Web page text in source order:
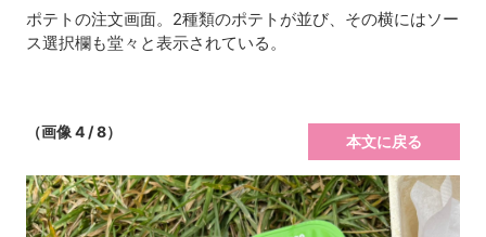
ポテトの注文画面。2種類のポテトが並び、その横にはソー
ス選択欄も堂々と表示されている。
（画像 4 / 8）
本文に戻る